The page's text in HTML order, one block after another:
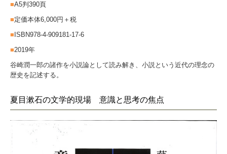
■A5判390頁
■定価本体6,000円＋税
■ ISBN978-4-909181-17-6
■2019年
谷崎潤一郎の諸作を小説論として読み解き、小説という近代の理念の
歴史を記述する。
夏目漱石の文学的現場 意識と思考の焦点